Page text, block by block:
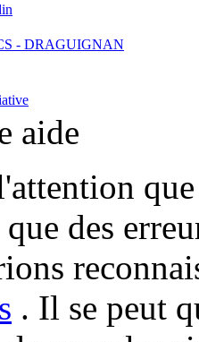
- DRAGUIGNAN
aide
des
. Il se peut